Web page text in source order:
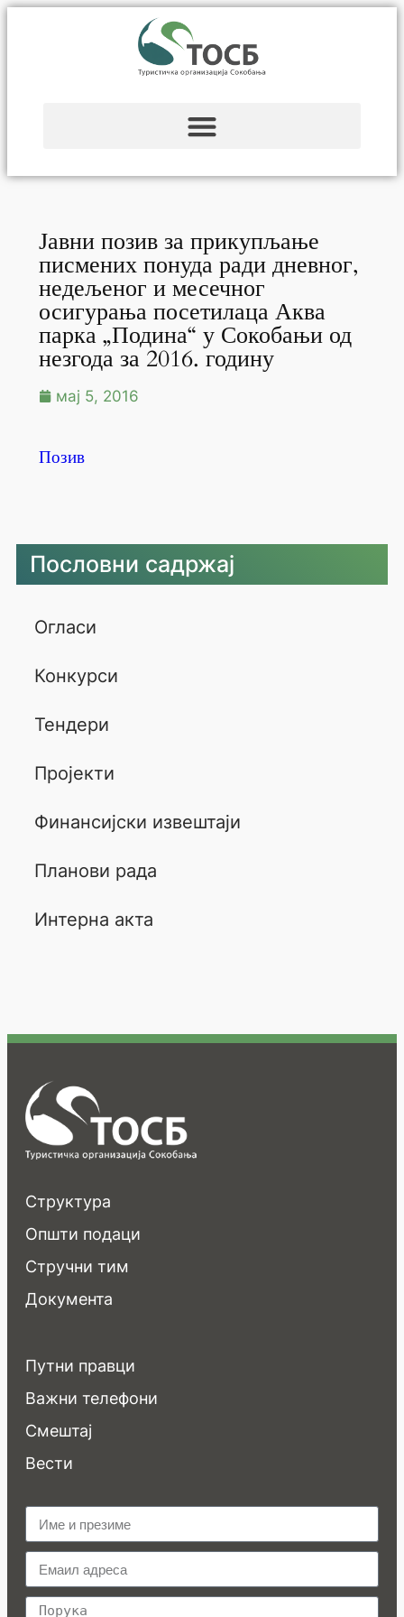
Пословни садржај
Огласи
Конкурси
Тендери
Пројекти
Финансијски извештаји
Планови рада
Интерна акта
Јавни позив за прикупљање
писмених понуда ради дневног,
недељеног и месечног
осигурања посетилаца Аква
парка „Подина“ у Сокобањи од
незгода за 2016. годину
мај 5, 2016
Позив
Структура
Општи подаци
Стручни тим
Документа
Путни правци
Важни телефони
Смештај
Вести